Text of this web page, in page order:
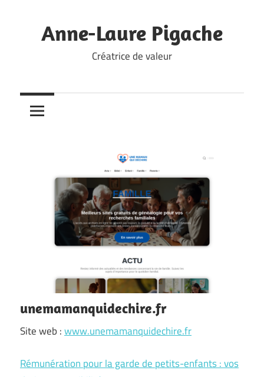
contentAnne-Laure Pigache
Créatrice de valeur
unemamanquidechire.fr
Site web :www.unemamanquidechire.fr
Rémunération pour la garde de petits-enfants : vos